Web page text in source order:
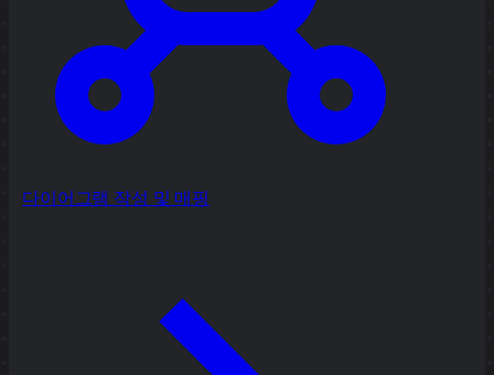
다이어그램 작성 및 매핑